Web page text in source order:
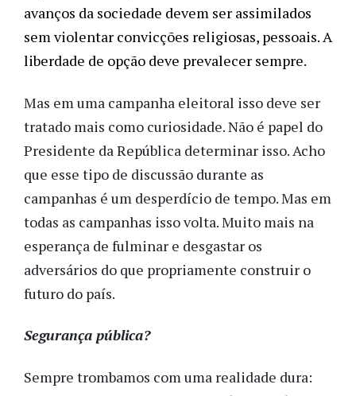
avanços da sociedade devem ser assimilados
sem violentar convicções religiosas, pessoais. A
liberdade de opção deve prevalecer sempre.
Mas em uma campanha eleitoral isso deve ser
tratado mais como curiosidade. Não é papel do
Presidente da República determinar isso. Acho
que esse tipo de discussão durante as
campanhas é um desperdício de tempo. Mas em
todas as campanhas isso volta. Muito mais na
esperança de fulminar e desgastar os
adversários do que propriamente construir o
futuro do país.
Segurança pública?
Sempre trombamos com uma realidade dura: